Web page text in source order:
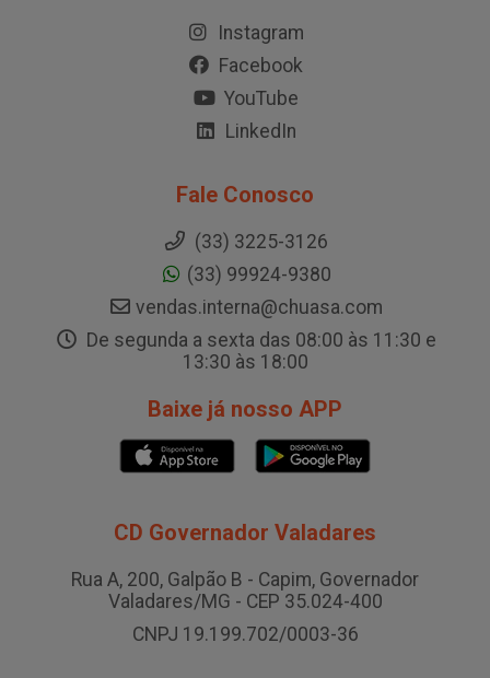
Instagram
Facebook
YouTube
LinkedIn
Fale Conosco
(33) 3225-3126
(33) 99924-9380
vendas.interna@chuasa.com
De segunda a sexta das 08:00 às 11:30 e
13:30 às 18:00
Baixe já nosso APP
CD Governador Valadares
Rua A, 200, Galpão B - Capim, Governador
Valadares/MG - CEP 35.024-400
CNPJ 19.199.702/0003-36